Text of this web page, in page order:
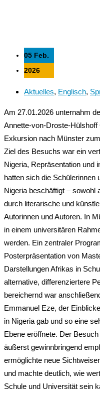
05 Feb.
2026
Aktuelles, Englisch,
Am 27.01.2026 unternahm
Annette-von-Droste-
Exkursion nach Münster
Ziel des Besuchs war ein
Nigeria, Repräsentation und
hatten sich die Schülerinnen
Nigeria beschäftigt – sowohl
durch literarische und
Autorinnen und Autoren. In
in einem universitären
werden. Ein zentraler
Posterpräsentation von
Darstellungen Afrikas in
alternative, differenziertere
bereichernd war
Emmanuel Eze, der
in Nigeria gab und so eine
Ebene eröffnete. Der
äußerst gewinnbringend
ermöglichte neue
und machte deutlich, wie
Schule und Universität sein